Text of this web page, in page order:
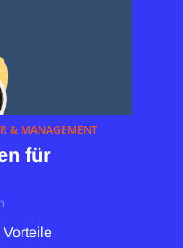
& MANAGEMENT
für
Vorteile